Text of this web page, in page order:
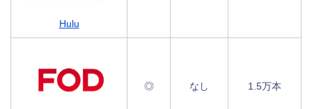
Hulu
◎ なし 1.5万本